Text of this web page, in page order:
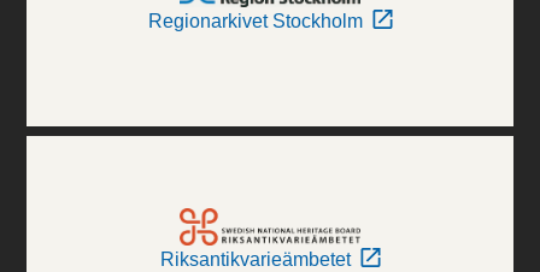
Regionarkivet Stockholm
Riksantikvarieämbetet